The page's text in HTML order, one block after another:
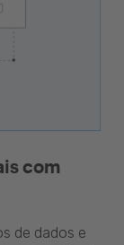
com
de dados e